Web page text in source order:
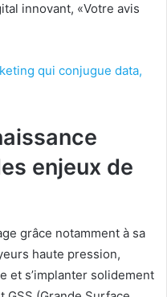
innovant, «Votre avis
qui conjugue data,
enjeux de
grâce notamment à sa
haute pression,
et s’implanter solidement